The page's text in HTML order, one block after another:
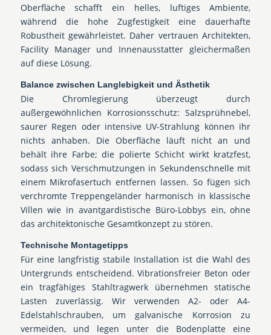
Oberfläche schafft ein helles, luftiges Ambiente,
während die hohe Zugfestigkeit eine dauerhafte
Robustheit gewährleistet. Daher vertrauen Architekten,
Facility Manager und Innenausstatter gleichermaßen
auf diese Lösung.
Balance zwischen Langlebigkeit und Ästhetik
Die Chromlegierung überzeugt durch
außergewöhnlichen Korrosionsschutz: Salzsprühnebel,
saurer Regen oder intensive UV-Strahlung können ihr
nichts anhaben. Die Oberfläche läuft nicht an und
behält ihre Farbe; die polierte Schicht wirkt kratzfest,
sodass sich Verschmutzungen in Sekundenschnelle mit
einem Mikrofasertuch entfernen lassen. So fügen sich
verchromte Treppengeländer harmonisch in klassische
Villen wie in avantgardistische Büro-Lobbys ein, ohne
das architektonische Gesamtkonzept zu stören.
Technische Montagetipps
Für eine langfristig stabile Installation ist die Wahl des
Untergrunds entscheidend. Vibrationsfreier Beton oder
ein tragfähiges Stahltragwerk übernehmen statische
Lasten zuverlässig. Wir verwenden A2- oder A4-
Edelstahlschrauben, um galvanische Korrosion zu
vermeiden, und legen unter die Bodenplatte eine